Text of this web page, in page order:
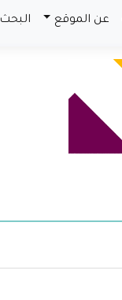
عن الموقع البحث